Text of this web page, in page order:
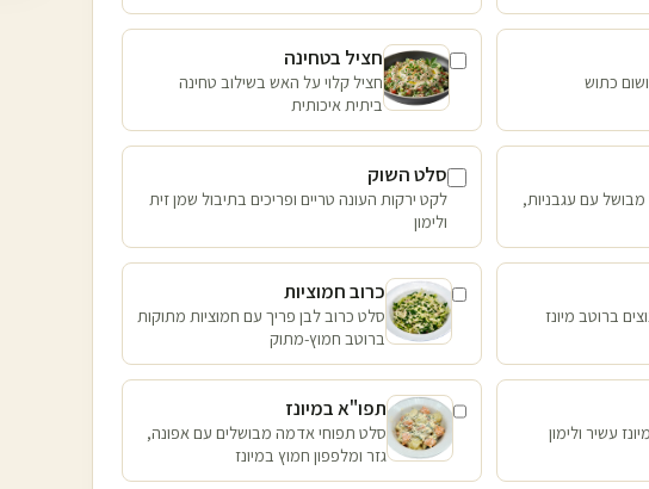
כתוש
חציל בטחינה
חציל קלוי על האש בשילוב טחינה
ביתית איכותית
עם עגבניות,
סלט השוק
לקט ירקות העונה טריים ופריכים בתיבול שמן זית
ולימון
ברוטב מיונז
כרוב חמוציות
סלט כרוב לבן פריך עם חמוציות מתוקות
ברוטב חמוץ-מתוק
עשיר ולימון
תפו"א במיונז
סלט תפוחי אדמה מבושלים עם אפונה,
גזר ומלפפון חמוץ במיונז